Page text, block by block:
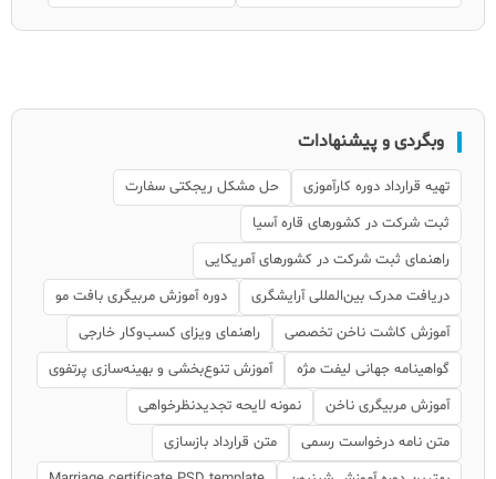
وبگردی و پیشنهادات
تهیه قرارداد دوره کارآموزی
حل مشکل ریجکتی سفارت
ثبت شرکت در کشورهای قاره آسیا
راهنمای ثبت شرکت در کشورهای آمریکایی
دریافت مدرک بین‌المللی آرایشگری
دوره آموزش مربیگری بافت مو
آموزش کاشت ناخن تخصصی
راهنمای ویزای کسب‌وکار خارجی
گواهینامه جهانی لیفت مژه
آموزش تنوع‌بخشی و بهینه‌سازی پرتفوی
آموزش مربیگری ناخن
نمونه لایحه تجدیدنظرخواهی
متن نامه درخواست رسمی
متن قرارداد بازسازی